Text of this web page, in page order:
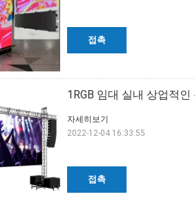
접촉
1RGB 임대 실내 상업적
접촉
자세히보기
2022-12-04 16:33:55